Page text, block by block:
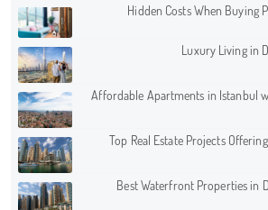
Hidden Costs When Buying
Luxury Living in
Affordable Apartments in Istanbul
Top Real Estate Projects
Best Waterfront Properties in